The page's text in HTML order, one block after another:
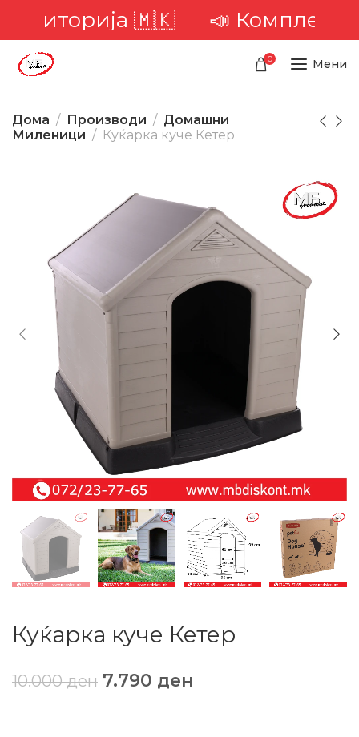
🇲🇰📣 Комплетна
0 Мени
Дома Производи
Домашни
Миленици
Куќарка куче Кетер
Куќарка куче Кетер
10.000ден 7.790 ден